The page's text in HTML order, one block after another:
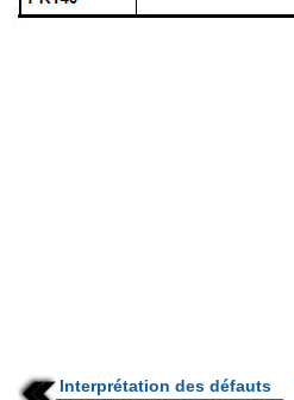
Interprétation des défauts